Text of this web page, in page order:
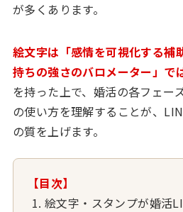
が多くあります。
絵文字は「感情を可視化する補
持ちの強さのバロメーター」で
を持った上で、婚活の各フェー
の使い方を理解することが、
の質を上げます。
【目次】
絵文字・スタンプが婚活